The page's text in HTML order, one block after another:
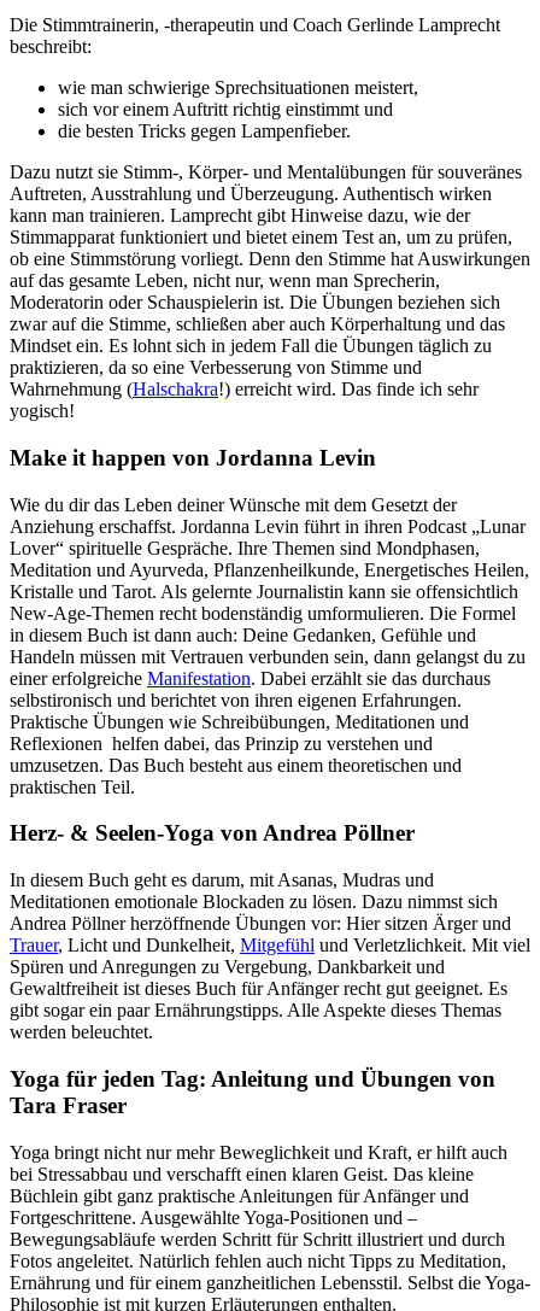
Die Stimmtrainerin, -therapeutin und Coach Gerlinde Lamprecht
beschreibt:
wie man schwierige Sprechsituationen meistert,
sich vor einem Auftritt richtig einstimmt und
die besten Tricks gegen Lampenfieber.
Dazu nutzt sie Stimm-, Körper- und Mentalübungen für souveränes
Auftreten, Ausstrahlung und Überzeugung. Authentisch wirken
kann man trainieren. Lamprecht gibt Hinweise dazu, wie der
Stimmapparat funktioniert und bietet einem Test an, um zu prüfen,
ob eine Stimmstörung vorliegt. Denn den Stimme hat Auswirkungen
auf das gesamte Leben, nicht nur, wenn man Sprecherin,
Moderatorin oder Schauspielerin ist. Die Übungen beziehen sich
zwar auf die Stimme, schließen aber auch Körperhaltung und das
Mindset ein. Es lohnt sich in jedem Fall die Übungen täglich zu
praktizieren, da so eine Verbesserung von Stimme und
Wahrnehmung (Halschakra!) erreicht wird. Das finde ich sehr
yogisch!
Make it happen von Jordanna Levin
Wie du dir das Leben deiner Wünsche mit dem Gesetzt der
Anziehung erschaffst. Jordanna Levin führt in ihren Podcast „Lunar
Lover“ spirituelle Gespräche. Ihre Themen sind Mondphasen,
Meditation und Ayurveda, Pflanzenheilkunde, Energetisches Heilen,
Kristalle und Tarot. Als gelernte Journalistin kann sie offensichtlich
New-Age-Themen recht bodenständig umformulieren. Die Formel
in diesem Buch ist dann auch: Deine Gedanken, Gefühle und
Handeln müssen mit Vertrauen verbunden sein, dann gelangst du zu
einer erfolgreiche Manifestation. Dabei erzählt sie das durchaus
selbstironisch und berichtet von ihren eigenen Erfahrungen.
Praktische Übungen wie Schreibübungen, Meditationen und
Reflexionen helfen dabei, das Prinzip zu verstehen und
umzusetzen. Das Buch besteht aus einem theoretischen und
praktischen Teil.
Herz- & Seelen-Yoga von Andrea Pöllner
In diesem Buch geht es darum, mit Asanas, Mudras und
Meditationen emotionale Blockaden zu lösen. Dazu nimmst sich
Andrea Pöllner herzöffnende Übungen vor: Hier sitzen Ärger und
Trauer, Licht und Dunkelheit, Mitgefühl und Verletzlichkeit. Mit viel
Spüren und Anregungen zu Vergebung, Dankbarkeit und
Gewaltfreiheit ist dieses Buch für Anfänger recht gut geeignet. Es
gibt sogar ein paar Ernährungstipps. Alle Aspekte dieses Themas
werden beleuchtet.
Yoga für jeden Tag: Anleitung und Übungen von
Tara Fraser
Yoga bringt nicht nur mehr Beweglichkeit und Kraft, er hilft auch
bei Stressabbau und verschafft einen klaren Geist. Das kleine
Büchlein gibt ganz praktische Anleitungen für Anfänger und
Fortgeschrittene. Ausgewählte Yoga-Positionen und –
Bewegungsabläufe werden Schritt für Schritt illustriert und durch
Fotos angeleitet. Natürlich fehlen auch nicht Tipps zu Meditation,
Ernährung und für einem ganzheitlichen Lebensstil. Selbst die Yoga-
Philosophie ist mit kurzen Erläuterungen enthalten.